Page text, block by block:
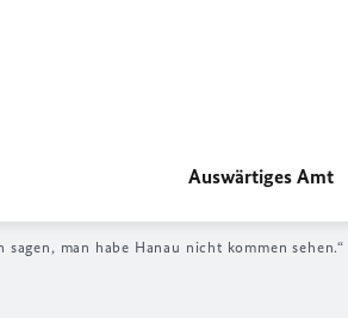
Auswärtiges Amt
sagen, man habe Hanau nicht kommen sehen.“